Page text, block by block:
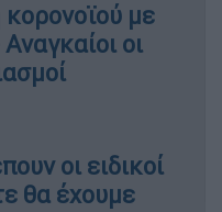
με
οι
οι ειδικοί
θα έχουμε